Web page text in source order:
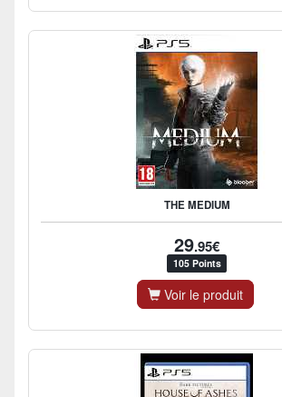
THE MEDIUM
29.95€
105 Points
Voir le produit